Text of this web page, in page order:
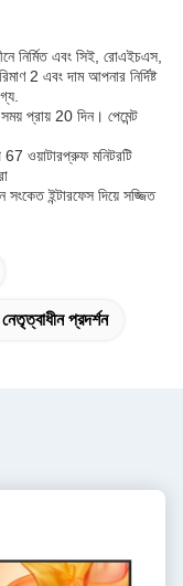
নির্মিত এবং সিই, রোএইচএস,
2 এবং দাম আপনার নির্দিষ্ট
প্রায় 20 দিন। পেমেন্ট
ওয়াটারপ্রুফ মনিটরটি
ইন্টারফেস দিয়ে সজ্জিত
নেতৃত্বাধীন প্রদর্শন